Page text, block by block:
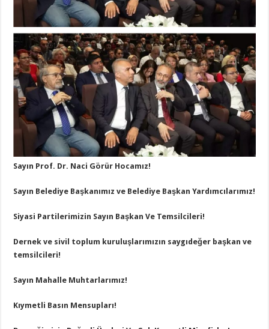
Sayın Prof. Dr. Naci Görür Hocamız!
Sayın Belediye Başkanımız ve Belediye Başkan Yardımcılarımız!
Siyasi Partilerimizin Sayın Başkan Ve Temsilcileri!
Dernek ve sivil toplum kuruluşlarımızın saygıdeğer başkan ve
temsilcileri!
Sayın Mahalle Muhtarlarımız!
Kıymetli Basın Mensupları!